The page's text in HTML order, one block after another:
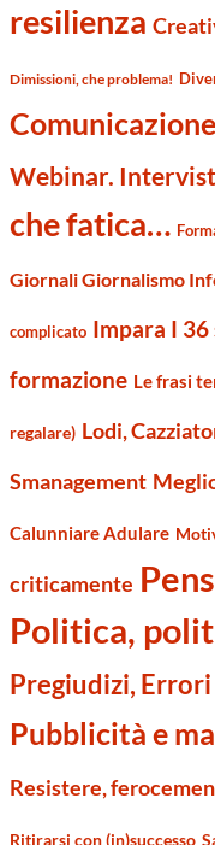
resilienza
Dimissioni, che problema!
Webinar.
che fatica…
Giornali Giornalismo
complicato Impara I
formazione Le frasi
regalare) Lodi,
Smanagement
Calunniare Adulare
criticamente
Politica,
Pregiudizi,
Pubblicità e
Resistere,
Ritirarsi con (in)successo